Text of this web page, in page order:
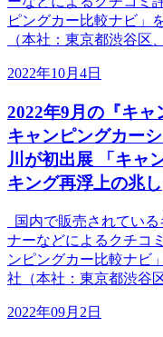
ピングカー比較ナビ」
（本社：東京都渋谷区
2022年10月4日
2022年9月の『キャ
キャンピングカー
川が初出展 「キャ
キング再浮上の兆し
国内で販売されてい
ナーなどによるクチコ
ンピングカー比較ナビ
社（本社：東京都渋谷
2022年09月2日